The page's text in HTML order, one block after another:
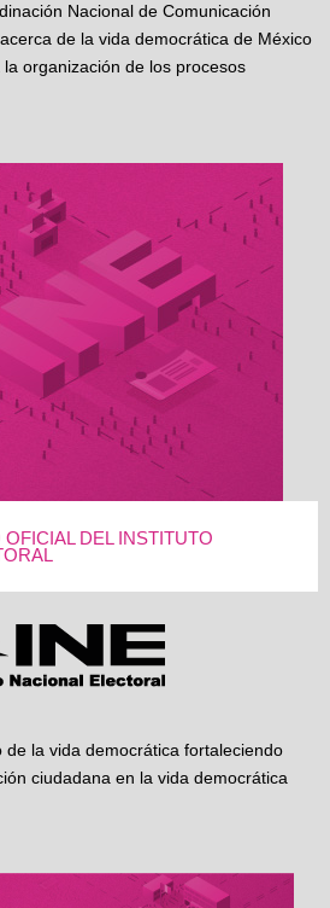
Nacional de Comunicación
de la vida democrática de México
organización de los procesos
DEL INSTITUTO
la vida democrática fortaleciendo
ciudadana en la vida democrática